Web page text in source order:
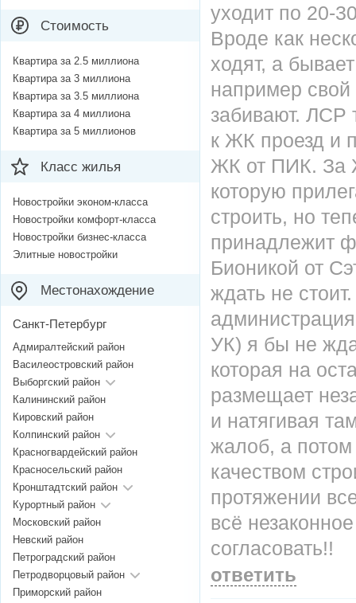
уходит по 20-
Вроде как
ходят, а
например свой
забивают. ЛСР
к ЖК проезд и
ЖК от ПИК. За
которую
строить, но
принадлежит
Бионикой от
ждать не
УК) я бы не
которая на
размещает
и натягивая
жалоб, а потом
качеством
протяжении
всё
согласовать!!
ответить
Стоимость
Квартира за 2.5 миллиона
Квартира за 3 миллиона
Квартира за 3.5 миллиона
Квартира за 4 миллиона
Квартира за 5 миллионов
Класс жилья
Новостройки эконом-класса
Новостройки комфорт-класса
Новостройки бизнес-класса
Элитные новостройки
Местонахождение
Санкт-Петербург
Адмиралтейский район
Василеостровский район
Выборгский район
Калининский район
Кировский район
Колпинский район
Красногвардейский район
Красносельский район
Кронштадтский район
Курортный район
Московский район
Невский район
Петроградский район
Петродворцовый район
Приморский район